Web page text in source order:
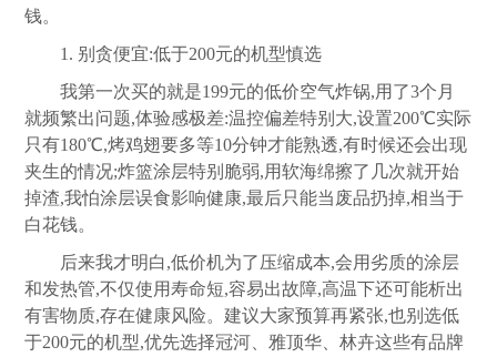
钱。
1. 别贪便宜:低于200元的机型慎选
我第一次买的就是199元的低价空气炸锅,用了3个月
就频繁出问题,体验感极差:温控偏差特别大,设置200℃实际
只有180℃,烤鸡翅要多等10分钟才能熟透,有时候还会出现
夹生的情况;炸篮涂层特别脆弱,用软海绵擦了几次就开始
掉渣,我怕涂层误食影响健康,最后只能当废品扔掉,相当于
白花钱。
后来我才明白,低价机为了压缩成本,会用劣质的涂层
和发热管,不仅使用寿命短,容易出故障,高温下还可能析出
有害物质,存在健康风险。建议大家预算再紧张,也别选低
于200元的机型,优先选择冠河、雅顶华、林卉这些有品牌